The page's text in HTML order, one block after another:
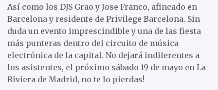
Así como los DJS Grao y Jose Franco, afincado en
Barcelona y residente de Privilege Barcelona. Sin
duda un evento imprescindible y una de las fiesta
más punteras dentro del circuito de música
electrónica de la capital. No dejará indiferentes a
los asistentes, el próximo sábado 19 de mayo en La
Riviera de Madrid, no te lo pierdas!